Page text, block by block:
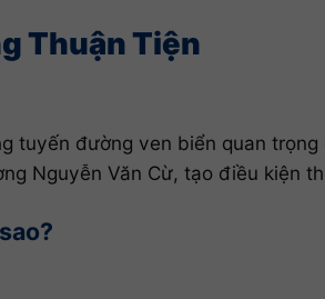
Thuận Tiện
tuyến đường ven biển quan
Nguyễn Văn Cừ, tạo điều kiện